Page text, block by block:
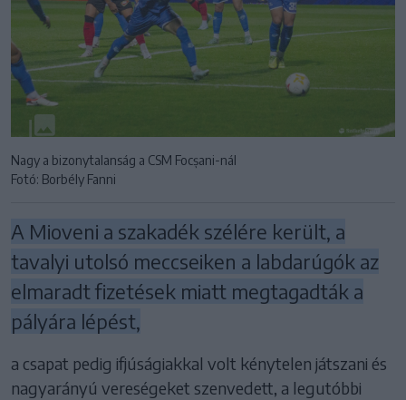
Nagy a bizonytalanság a CSM Focșani-nál
Fotó: Borbély Fanni
A Mioveni a szakadék szélére került, a
tavalyi utolsó meccseiken a labdarúgók az
elmaradt fizetések miatt megtagadták a
pályára lépést,
a csapat pedig ifjúságiakkal volt kénytelen játszani és
nagyarányú vereségeket szenvedett, a legutóbbi